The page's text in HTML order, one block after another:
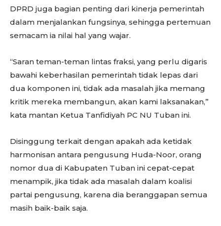
DPRD juga bagian penting dari kinerja pemerintah
dalam menjalankan fungsinya, sehingga pertemuan
semacam ia nilai hal yang wajar.
“Saran teman-teman lintas fraksi, yang perlu digaris
bawahi keberhasilan pemerintah tidak lepas dari
dua komponen ini, tidak ada masalah jika memang
kritik mereka membangun, akan kami laksanakan,”
kata mantan Ketua Tanfidiyah PC NU Tuban ini.
Disinggung terkait dengan apakah ada ketidak
harmonisan antara pengusung Huda-Noor, orang
nomor dua di Kabupaten Tuban ini cepat-cepat
menampik, jika tidak ada masalah dalam koalisi
partai pengusung, karena dia beranggapan semua
masih baik-baik saja.